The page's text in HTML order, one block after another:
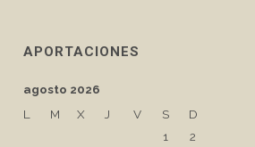
APORTACIONES
agosto 2026
L
M X J V S
D
1
2